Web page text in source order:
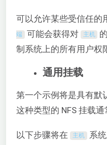
可以允许某些受信任的
端 可能会获得对 主机
制系统上的所有用户权
通用挂载
第一个示例将是具有默
这种类型的 NFS 挂载
以下步骤将在 主机 系统